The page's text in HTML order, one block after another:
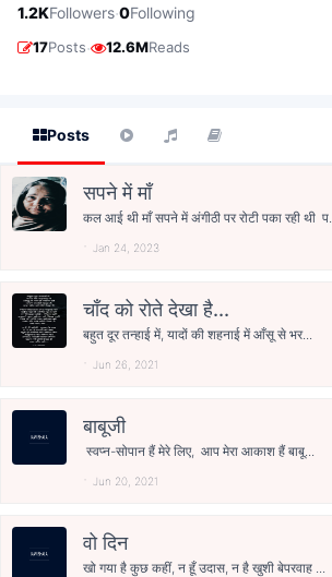
1.2KFollowers·0Following
17Posts· 12.6MReads
Posts
सपने में माँ
कल आई थी माँ सपने में अंगीठी पर रोटी पका रही थी प...
Jan 24, 2023
चाँद को रोते देखा है...
बहुत दूर तन्हाई में, यादों की शहनाई में आँसू से भर...
Jun 26, 2021
बाबूजी
स्वप्न-सोपान हैं मेरे लिए, आप मेरा आकाश हैं बाबू...
Jun 20, 2021
वो दिन
खो गया है कुछ कहीं, न हूँ उदास, न है खुशी बेपरवाह ...